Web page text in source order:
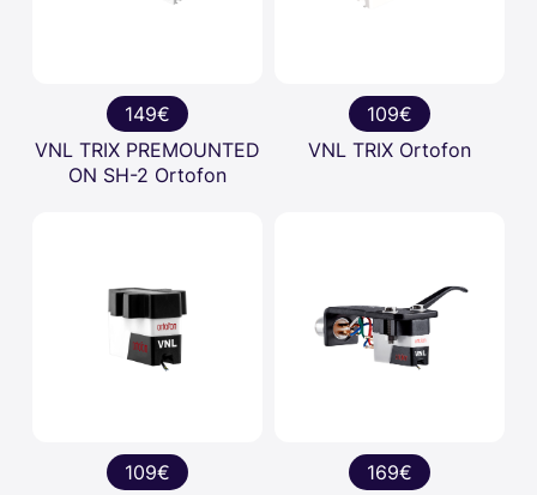
149€
VNL TRIX PREMOUNTED
ON SH-2 Ortofon
109€
VNL TRIX Ortofon
109€
169€